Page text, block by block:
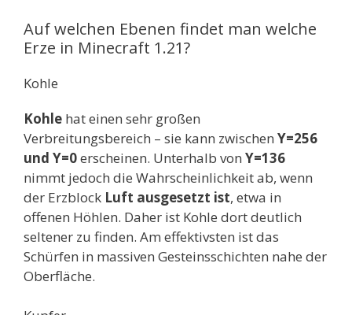
Auf welchen Ebenen findet man welche
Erze in Minecraft 1.21?
Kohle
Kohle hat einen sehr großen
Verbreitungsbereich – sie kann zwischen Y=256
und Y=0erscheinen. Unterhalb von Y=136
nimmt jedoch die Wahrscheinlichkeit ab, wenn
der Erzblock Luft ausgesetzt ist, etwa in
offenen Höhlen. Daher ist Kohle dort deutlich
seltener zu finden. Am effektivsten ist das
Schürfen in massiven Gesteinsschichten nahe der
Oberfläche.